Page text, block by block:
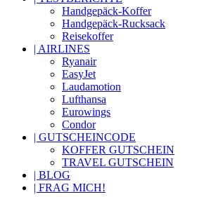
Handgepäck-Koffer
Handgepäck-Rucksack
Reisekoffer
| AIRLINES
Ryanair
EasyJet
Laudamotion
Lufthansa
Eurowings
Condor
| GUTSCHEINCODE
KOFFER GUTSCHEIN
TRAVEL GUTSCHEIN
| BLOG
| FRAG MICH!